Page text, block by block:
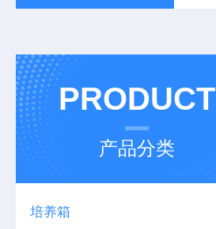
PRODUCT
产品分类
培养箱